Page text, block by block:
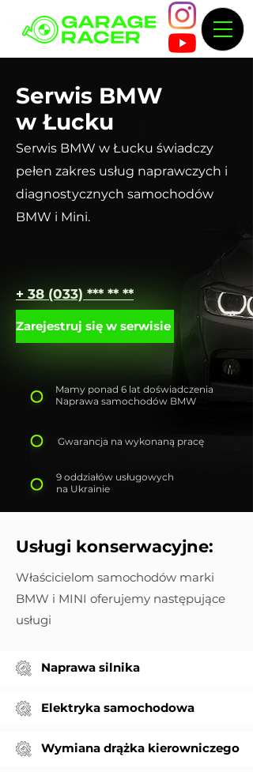
Serwis BMW
w Łucku
Serwis BMW w Łucku świadczy
pełen zakres usług naprawczych i
diagnostycznych samochodów
BMW i Mini.
+ 38 (033) *** ** **
Zarejestruj się w serwisie
Mamy ponad 6 lat doświadczenia
Naprawa samochodów BMW
Gwarancja na wykonaną pracę
9 oddziałów usługowych
na Ukrainie
Usługi konserwacyjne:
Właścicielom samochodów marki
BMW i MINI oferujemy następujące
usługi
Naprawa silnika
Elektryka samochodowa
Wymiana drążka kierowniczego